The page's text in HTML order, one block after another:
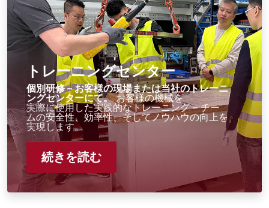
トレーニングセンター
個別研修 – お客様の現場または当社のトレーニ
ングセンターにて。お客様の機械を
実際に使用した実践的なトレーニング – チー
ムの安全性、効率性、そしてノウハウの向上を
実現します。
続きを読む